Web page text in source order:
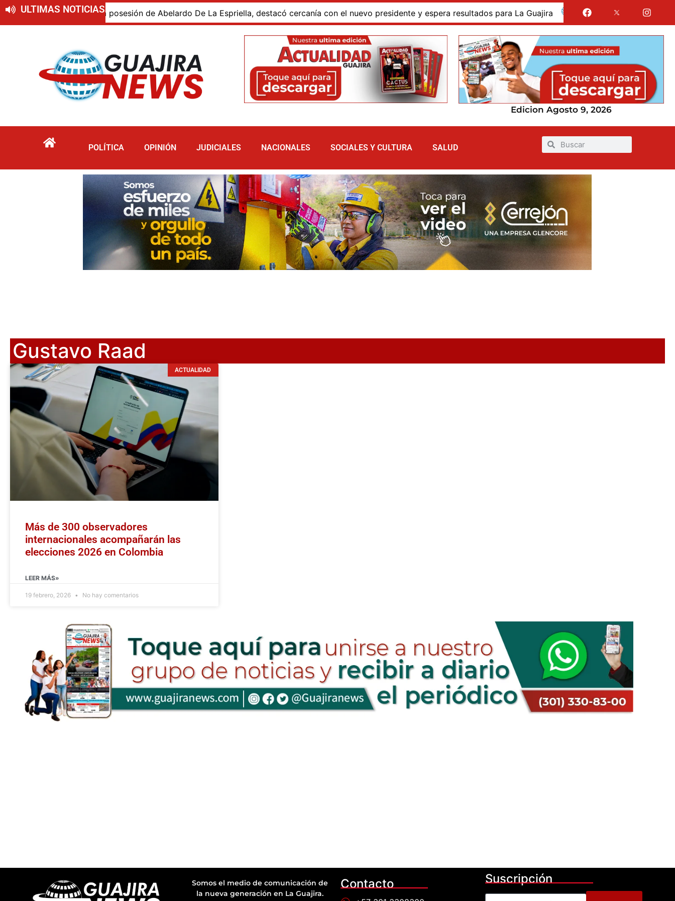
ULTIMAS NOTICIAS
presente en la posesión de Abelardo De La Espriella, destacó cercanía con el nuevo presidente y espera resultados para La Guajira La Guajira fue presentada
Edicion Agosto 9, 2026
POLÍTICA OPINIÓN JUDICIALES NACIONALES SOCIALES Y CULTURA SALUD
Gustavo Raad
ACTUALIDAD
Más de 300 observadores
internacionales acompañarán las
elecciones 2026 en Colombia
LEER MÁS»
19 febrero, 2026 No hay comentarios
Somos el medio de comunicación de
la nueva generación en La Guajira.
Contacto Suscripción